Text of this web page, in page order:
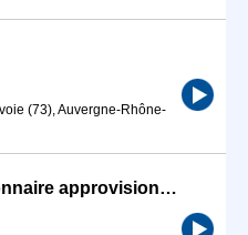
(73), Auvergne-Rhône-
Approvisionneur / Gestionnaire approvisionnement (H/F)